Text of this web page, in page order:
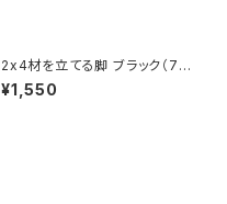
2x4材を立てる脚 ブラック（70-
531）
¥1,550